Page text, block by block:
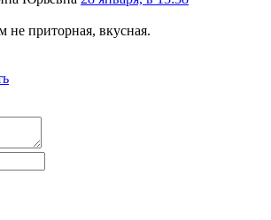
не приторная, вкусная.